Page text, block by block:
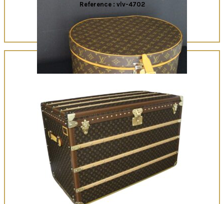
Quick View
Reference : vlv-4702